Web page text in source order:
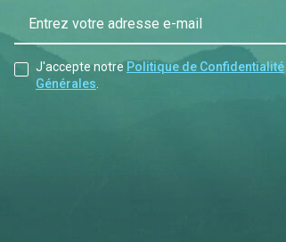
Entrez votre adresse e-mail
J'accepte notre Politique de Confidentialité
Générales